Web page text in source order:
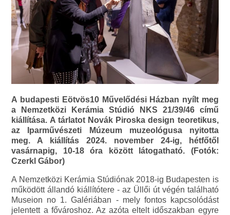
A budapesti Eötvös10 Művelődési Házban nyílt meg
a Nemzetközi Kerámia Stúdió NKS 21/39/46 című
kiállítása. A tárlatot Novák Piroska design teoretikus,
az Iparművészeti Múzeum muzeológusa nyitotta
meg. A kiállítás 2024. november 24-ig, hétfőtől
vasárnapig, 10-18 óra között látogatható. (Fotók:
Czerkl Gábor)
A Nemzetközi Kerámia Stúdiónak 2018-ig Budapesten is
működött állandó kiállítótere - az Üllői út végén található
Museion no 1. Galériában - mely fontos kapcsolódást
jelentett a fővároshoz. Az azóta eltelt időszakban egyre